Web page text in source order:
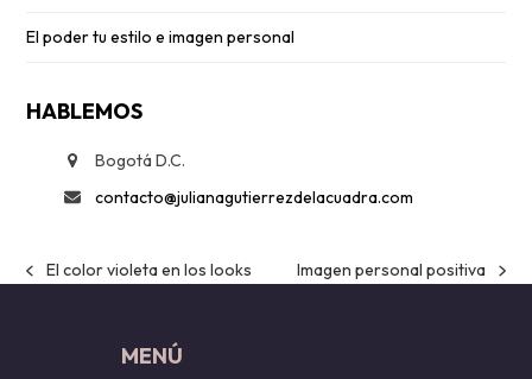
El poder tu estilo e imagen personal
HABLEMOS
Bogotá D.C.
contacto@julianagutierrezdelacuadra.com
previous
El color violeta en los looks
next
Imagen personal positiva
MENÚ